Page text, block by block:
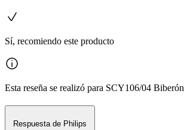
Sí, recomiendo este producto
Esta reseña se realizó para SCY106/04
Respuesta de Philips